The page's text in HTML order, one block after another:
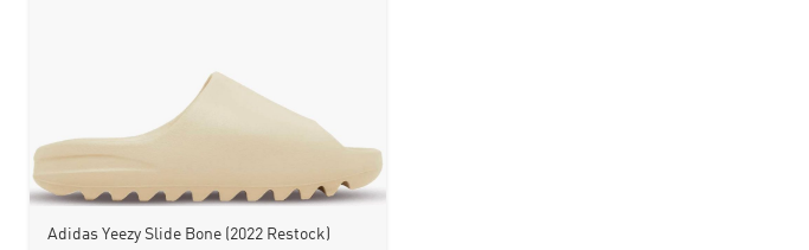
Adidas Yeezy Slide Bone (2022 Restock)